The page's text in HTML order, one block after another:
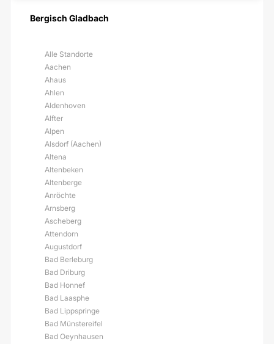
Bergisch Gladbach
Alle Standorte
Aachen
Ahaus
Ahlen
Aldenhoven
Alfter
Alpen
Alsdorf (Aachen)
Altena
Altenbeken
Altenberge
Anröchte
Arnsberg
Ascheberg
Attendorn
Augustdorf
Bad Berleburg
Bad Driburg
Bad Honnef
Bad Laasphe
Bad Lippspringe
Bad Münstereifel
Bad Oeynhausen